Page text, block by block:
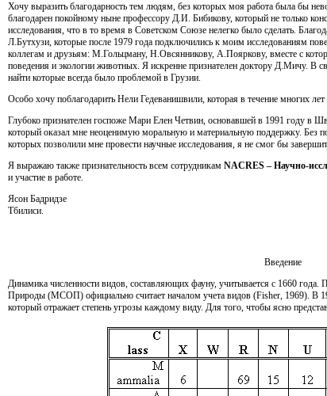
Хочу выразить благодарность тем людям, без которых моя работа была бы
благодарен покойному ныне профессору Д.И. Бибикову, который не только
исследования, что в то время в Советском Союзе нелегко было сделать.
Л.Бутхузи, которые после 1979 года подключились к моим исследованиям
коллегам и друзьям: М.Гольцману, Н.Овсянникову, А.Пояркову, вместе с
поведения и экологии животных. Я искренне признателен доктору Д.Мичу. В
найти которые всегда было проблемой в Грузии.
Особо хочу поблагодарить Нели Гедеванишвили, которая в течение многих
Глубоко признателен госпоже Мари Елен Четвин, основавшей в 1991 году в
который оказал мне неоценимую моральную и материальную поддержку. Без
которых позволили мне провести научные исследования, я не смог бы
Я выражаю также признательность всем сотрудникам NACRES – Научно-
и участие в работе.
Ясон Бадридзе
Тбилиси.
Введение
Динамика численности видов, составляющих фауну, учитывается с 1660
Природы (МСОП) официально считает началом учета видов (Fisher, 1969).
который отражает степень угрозы каждому виду. Для того, чтобы ясно